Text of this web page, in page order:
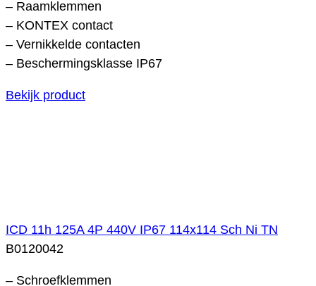
– Raamklemmen
– KONTEX contact
– Vernikkelde contacten
– Beschermingsklasse IP67
Bekijk product
ICD 11h 125A 4P 440V IP67 114x114 Sch Ni TN
B0120042
– Schroefklemmen